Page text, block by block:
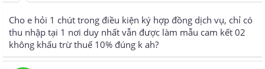
Cho e hỏi 1 chút trong điều kiện ký hợp đồng dịch vụ, chỉ có
thu nhập tại 1 nơi duy nhất vẫn được làm mẫu cam kết 02
không khấu trừ thuế 10% đúng k ah?